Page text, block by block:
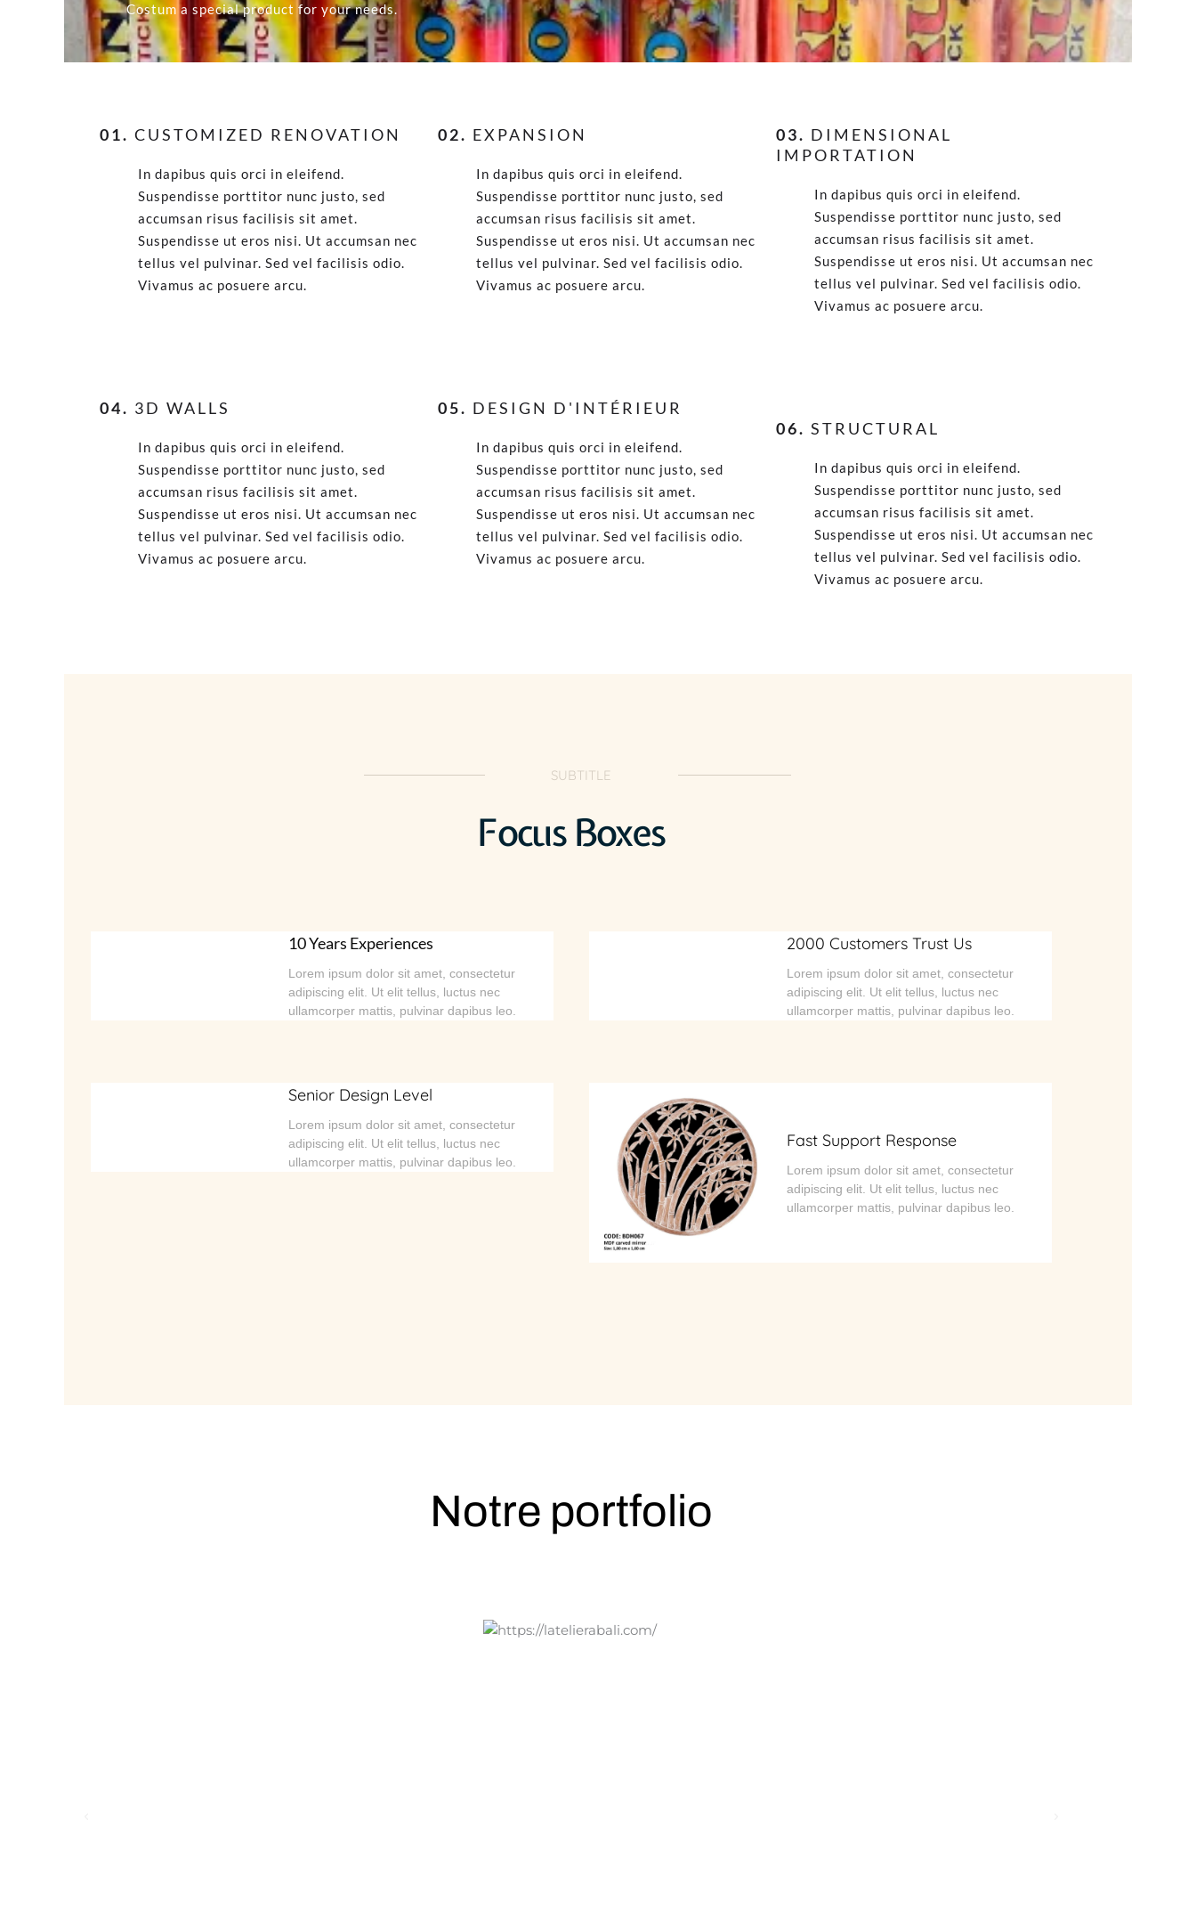
Costum a special product for your needs.
01. CUSTOMIZED RENOVATION
In dapibus quis orci in eleifend.
Suspendisse porttitor nunc justo, sed
accumsan risus facilisis sit amet.
Suspendisse ut eros nisi. Ut accumsan nec
tellus vel pulvinar. Sed vel facilisis odio.
Vivamus ac posuere arcu.
04. 3D WALLS
In dapibus quis orci in eleifend.
Suspendisse porttitor nunc justo, sed
accumsan risus facilisis sit amet.
Suspendisse ut eros nisi. Ut accumsan nec
tellus vel pulvinar. Sed vel facilisis odio.
Vivamus ac posuere arcu.
02. EXPANSION
In dapibus quis orci in eleifend.
Suspendisse porttitor nunc justo, sed
accumsan risus facilisis sit amet.
Suspendisse ut eros nisi. Ut accumsan nec
tellus vel pulvinar. Sed vel facilisis odio.
Vivamus ac posuere arcu.
05. DESIGN D'INTÉRIEUR
In dapibus quis orci in eleifend.
Suspendisse porttitor nunc justo, sed
accumsan risus facilisis sit amet.
Suspendisse ut eros nisi. Ut accumsan nec
tellus vel pulvinar. Sed vel facilisis odio.
Vivamus ac posuere arcu.
03. DIMENSIONAL
IMPORTATION
In dapibus quis orci in eleifend.
Suspendisse porttitor nunc justo, sed
accumsan risus facilisis sit amet.
Suspendisse ut eros nisi. Ut accumsan nec
tellus vel pulvinar. Sed vel facilisis odio.
Vivamus ac posuere arcu.
06. STRUCTURAL
In dapibus quis orci in eleifend.
Suspendisse porttitor nunc justo, sed
accumsan risus facilisis sit amet.
Suspendisse ut eros nisi. Ut accumsan nec
tellus vel pulvinar. Sed vel facilisis odio.
Vivamus ac posuere arcu.
SUBTITLE
Focus Boxes
10 Years Experiences
Lorem ipsum dolor sit amet, consectetur
adipiscing elit. Ut elit tellus, luctus nec
ullamcorper mattis, pulvinar dapibus leo.
Senior Design Level
Lorem ipsum dolor sit amet, consectetur
adipiscing elit. Ut elit tellus, luctus nec
ullamcorper mattis, pulvinar dapibus leo.
2000 Customers Trust Us
Lorem ipsum dolor sit amet, consectetur
adipiscing elit. Ut elit tellus, luctus nec
ullamcorper mattis, pulvinar dapibus leo.
Fast Support Response
Lorem ipsum dolor sit amet, consectetur
adipiscing elit. Ut elit tellus, luctus nec
ullamcorper mattis, pulvinar dapibus leo.
Notre portfolio